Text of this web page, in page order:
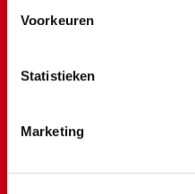
Voorkeuren
Statistieken
Marketing